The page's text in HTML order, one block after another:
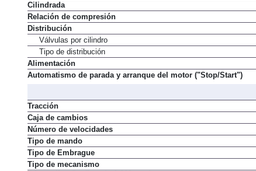
Cilindrada
Relación de compresión
Distribución
Válvulas por cilindro
Tipo de distribución
Alimentación
Automatismo de parada y arranque del motor ("Stop/Start")
Tracción
Caja de cambios
Número de velocidades
Tipo de mando
Tipo de Embrague
Tipo de mecanismo